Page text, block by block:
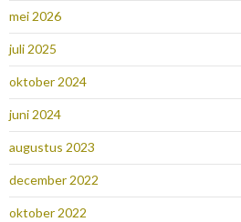
mei 2026
juli 2025
oktober 2024
juni 2024
augustus 2023
december 2022
oktober 2022